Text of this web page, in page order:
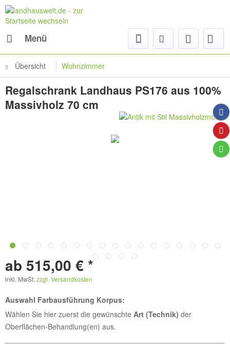
Menü
Übersicht Wohnzimmer
Regalschrank Landhaus PS176 aus 100%
Massivholz 70 cm
ab 515,00 € *
inkl. MwSt. zzgl. Versandkosten
Auswahl Farbausführung Korpus:
Wählen Sie hier zuerst die gewünschte Art (Technik) der
Oberflächen-Behandlung(en) aus.